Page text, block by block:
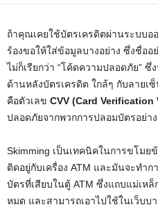
ถ้าคุณเคยใช้บัตรเครดิตผ่านระบบอ
ร้องขอให้ใส่ข้อมูลบางอย่าง ซึ่งชื่ออ
ไม่ก็เรียกว่า “โค้ดความปลอดภัย”
ด้านหลังบัตรเครดิต ใกล้ๆ กับลายเ
คือตัวเลข CVV (Card Verification
ปลอดภัยจากพวกการปลอมบัตรอย่า
Skimming เป็นเทคนิคในการขโม
ติดอยู่กับเครื่อง ATM และมันจะทำ
บัตรที่เสียบในตู้ ATM ซึ่งแถบแม่เห
หมด และสามารถเอาไปใช้ในเว็บบา